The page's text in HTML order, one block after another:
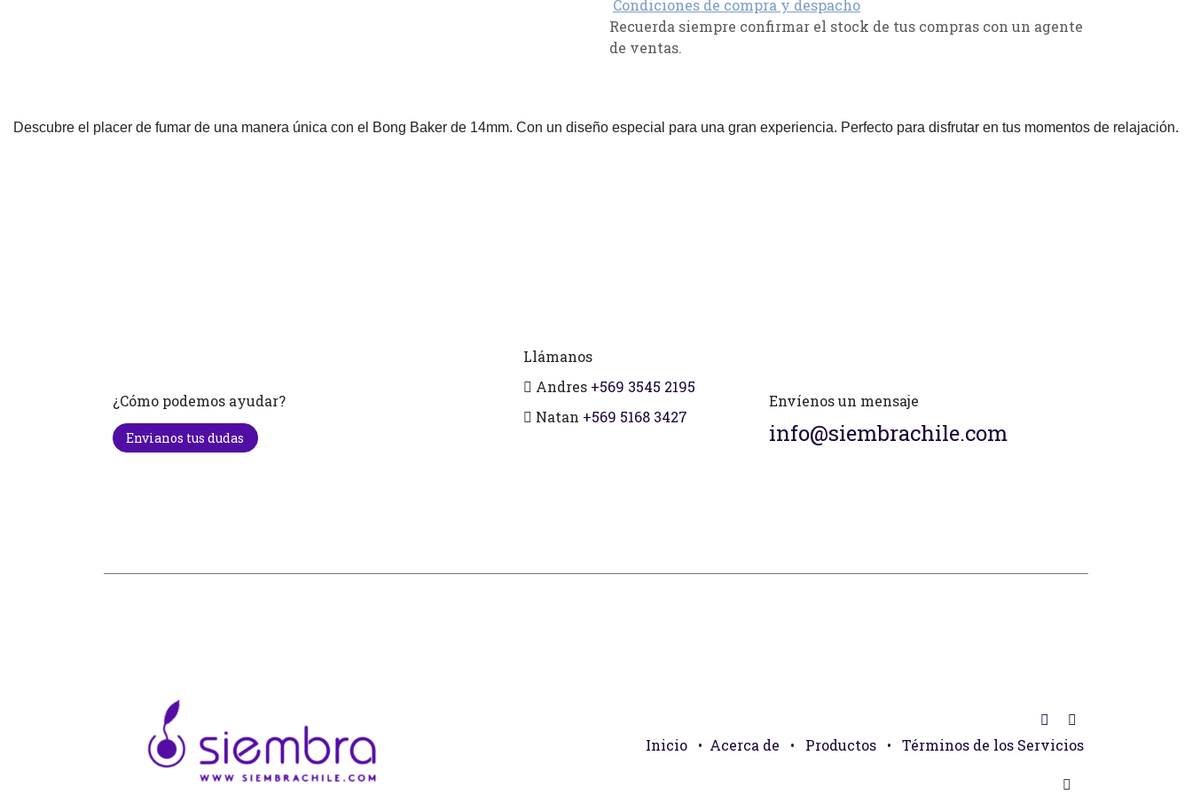
Condiciones de compra y despacho
Recuerda siempre confirmar el stock de tus compras con un agente
de ventas.
Descubre el placer de fumar de una manera única con el Bong Baker de 14mm. Con un diseño especial para una gran experiencia. Perfecto para disfrutar en tus momentos de relajación.
¿Cómo podemos ayudar?
Envianos tus dudas
Llámanos
Andres +569 3545 2195
Natan +569 5168 3427
Envíenos un mensaje
info@siembrachile.com
Inicio • Acerca de • Productos • Términos de los Servicios